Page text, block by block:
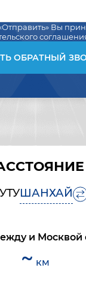
Вы
ОБРАТНЫЙ
ШАНХАЙ
и Москвой
~ км